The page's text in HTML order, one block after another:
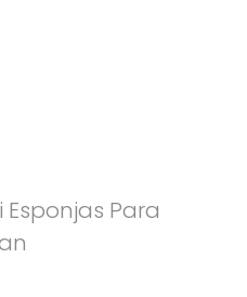
Esponjas Para